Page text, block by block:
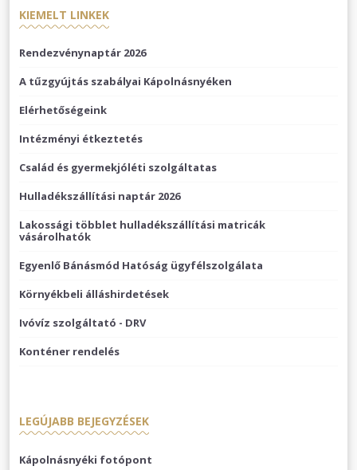
KIEMELT LINKEK
Rendezvénynaptár 2026
A tűzgyújtás szabályai Kápolnásnyéken
Elérhetőségeink
Intézményi étkeztetés
Család és gyermekjóléti szolgáltatas
Hulladékszállítási naptár 2026
Lakossági többlet hulladékszállítási matricák
vásárolhatók
Egyenlő Bánásmód Hatóság ügyfélszolgálata
Környékbeli álláshirdetések
Ivóvíz szolgáltató - DRV
Konténer rendelés
LEGÚJABB BEJEGYZÉSEK
Kápolnásnyéki fotópont